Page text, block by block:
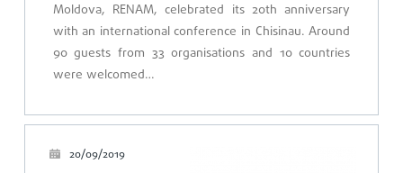
Moldova, RENAM, celebrated its 20th anniversary
with an international conference in Chisinau. Around
90 guests from 33 organisations and 10 countries
were welcomed…
20/09/2019